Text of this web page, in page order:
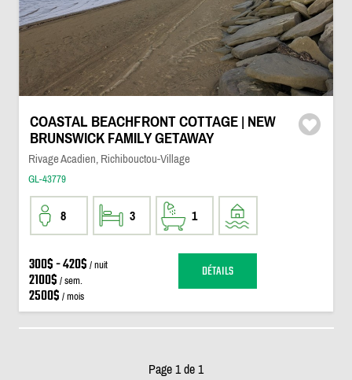
COASTAL BEACHFRONT COTTAGE | NEW
BRUNSWICK FAMILY GETAWAY
Rivage Acadien, Richibouctou-Village
GL-43779
8 3 1
300$ - 420$ / nuit
2100$ / sem.
2500$ / mois
DÉTAILS
Page 1 de 1